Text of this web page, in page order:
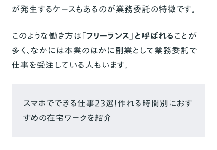
が発生するケースもあるのが業務委託の特徴です。
このような働き方は「フリーランス」と呼ばれることが
多く、なかには本業のほかに副業として業務委託で
仕事を受注している人もいます。
スマホでできる仕事23選！作れる時間別におす
すめの在宅ワークを紹介